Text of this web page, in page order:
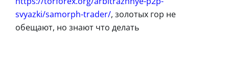
svyazki/samorph-trader/, золотых гор не
обещают, но знают что делать